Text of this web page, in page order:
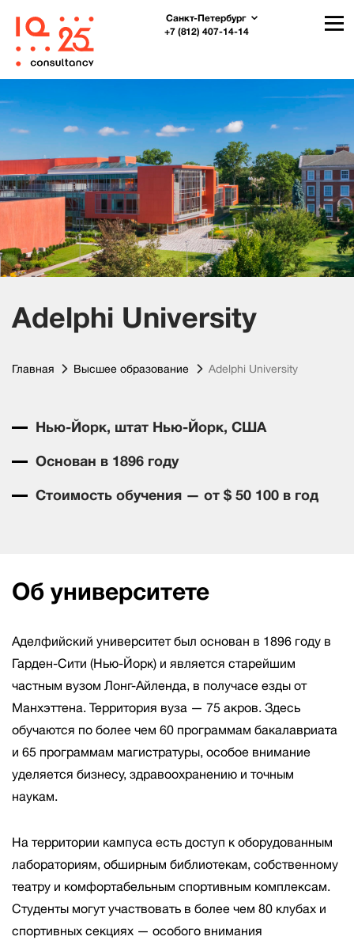
Санкт-Петербург
+7 (812) 407-14-14
Adelphi University
Главная Высшее образование Adelphi University
Нью-Йорк, штат Нью-Йорк, США
Основан в 1896 году
Стоимость обучения — от $ 50 100 в год
Об университете
Аделфийский университет был основан в 1896 году в
Гарден-Сити (Нью-Йорк) и является старейшим
частным вузом Лонг-Айленда, в получасе езды от
Манхэттена. Территория вуза — 75 акров. Здесь
обучаются по более чем 60 программам бакалавриата
и 65 программам магистратуры, особое внимание
уделяется бизнесу, здравоохранению и точным
наукам.
На территории кампуса есть доступ к оборудованным
лабораториям, обширным библиотекам, собственному
театру и комфортабельным спортивным комплексам.
Студенты могут участвовать в более чем 80 клубах и
спортивных секциях — особого внимания